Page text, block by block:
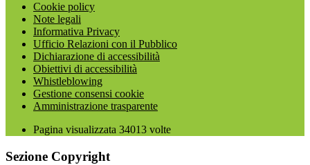
Cookie policy
Note legali
Informativa Privacy
Ufficio Relazioni con il Pubblico
Dichiarazione di accessibilità
Obiettivi di accessibilità
Whistleblowing
Gestione consensi cookie
Amministrazione trasparente
Pagina visualizzata 34013 volte
Sezione Copyright